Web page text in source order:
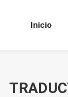
Inicio